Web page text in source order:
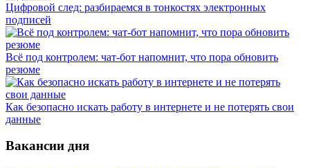
Цифровой след: разбираемся в тонкостях электронных
подписей
Всё под контролем: чат-бот напомнит, что пора обновить
резюме
Как безопасно искать работу в интернете и не потерять свои
данные
Вакансии дня